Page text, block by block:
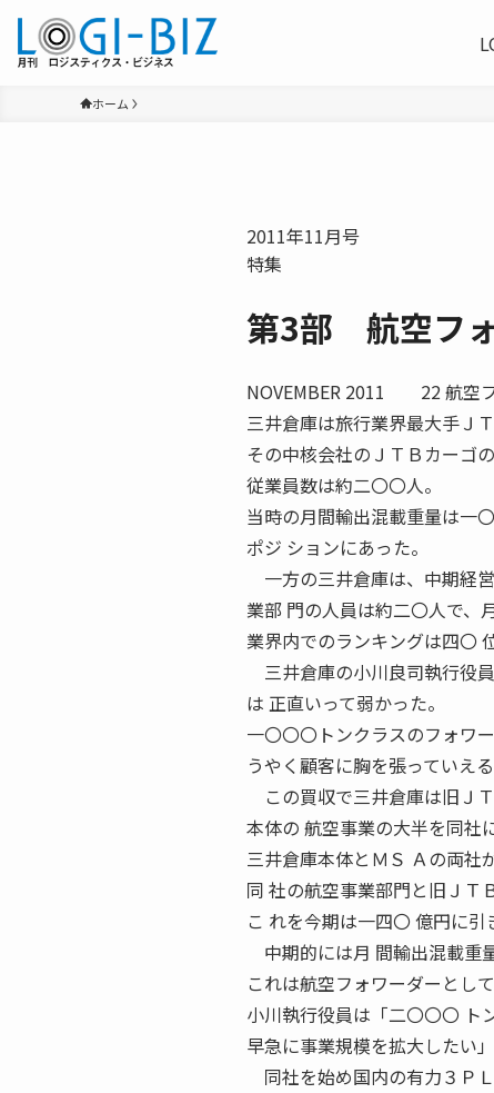
ホーム
2011年11月号
特集
第3部 航空フ
NOVEMBER 2011 22 航空
三井倉庫は旅行業界最大手Ｊ
その中核会社のＪＴＢカーゴ
従業員数は約二〇〇人。
当時の月間輸出混載重量は一
ポジ ションにあった。
一方の三井倉庫は、中期経
業部 門の人員は約二〇人で、
業界内でのランキングは四〇
三井倉庫の小川良司執行役
は 正直いって弱かった。
一〇〇〇トンクラスのフォワ
うやく顧客に胸を張っていえ
この買収で三井倉庫は旧Ｊ
本体の 航空事業の大半を同社
三井倉庫本体とＭＳ Ａの両社
同 社の航空事業部門と旧ＪＴ
こ れを今期は一四〇 億円に引
中期的には月 間輸出混載重
これは航空フォワーダーとし
小川執行役員は「二〇〇〇 ト
早急に事業規模を拡大したい」
同社を始め国内の有力３Ｐ